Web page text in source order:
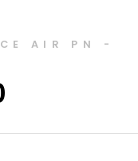
AIR PN
-